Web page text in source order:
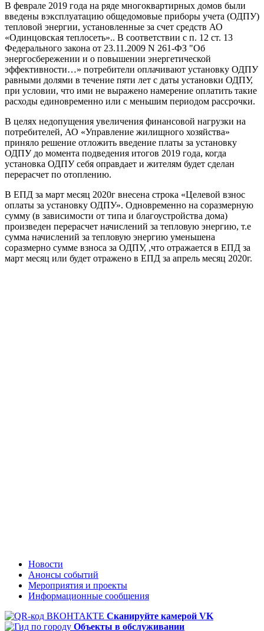
В феврале 2019 года на ряде многоквартирных домов были
введены вэксплуатацию общедомовые приборы учета (ОДПУ)
тепловой энергии, установленные за счет средств АО
«Одинцовская теплосеть».. В соответствии с п. 12 ст. 13
Федерального закона от 23.11.2009 N 261-ФЗ "Об
энергосбережении и о повышении энергетической
эффективности…» потребители оплачивают установку ОДПУ
равными долями в течение пяти лет с даты установки ОДПУ,
при условии, что ими не выражено намерение оплатить такие
расходы единовременно или с меньшим периодом рассрочки.
В целях недопущения увеличения финансовой нагрузки на
потребителей, АО «Управление жилищного хозяйства»
приняло решение отложить введение платы за установку
ОДПУ до момента подведения итогов 2019 года, когда
установка ОДПУ себя оправдает и жителям будет сделан
перерасчет по отоплению.
В ЕПД за март месяц 2020г внесена строка «Целевой взнос
оплаты за установку ОДПУ». Одновременно на соразмерную
сумму (в зависимости от типа и благоустройства дома)
произведен перерасчет начислений за тепловую энергию, т.е
сумма начислений за тепловую энергию уменьшена
соразмерно сумме взноса за ОДПУ, ,что отражается в ЕПД за
март месяц или будет отражено в ЕПД за апрель месяц 2020г.
Новости
Анонсы событий
Мероприятия и проекты
Информационные сообщения
Сканируйте камерой VK
Объекты в обслуживании